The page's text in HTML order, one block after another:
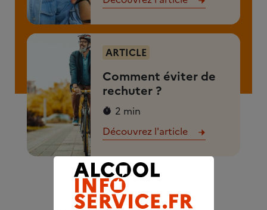
ARTICLE
Comment éviter de
rechuter ?
2 min
Découvrez l'article